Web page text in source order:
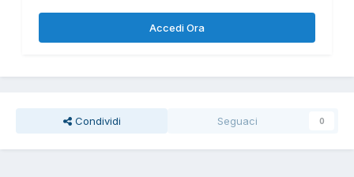
Accedi Ora
Condividi Seguaci 0